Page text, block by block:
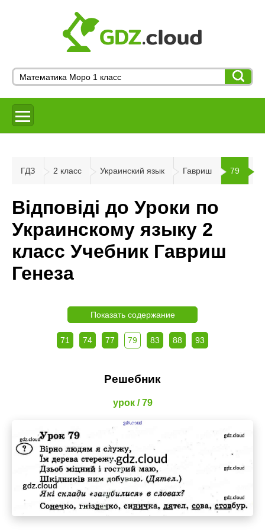
ГДЗ 2 класс Украинский язык Гавриш 79
Відповіді до Уроки по
Украинскому языку 2
класс Учебник Гавриш
Генеза
Показать содержание
71 74 77 79 83 88 93
Решебник
урок / 79